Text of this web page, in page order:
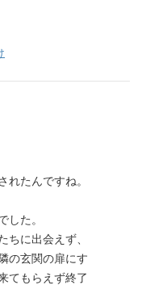
れたんですね。
した。
ちに出会えず、
の玄関の扉にす
てもらえず終了